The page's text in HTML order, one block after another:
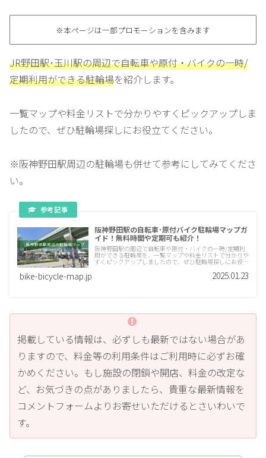
※本ページは一部プロモーションを含みます
JR野田駅･玉川駅の周辺で自転車や原付・バイクの一時/
定期利用ができる駐輪場を紹介します。
一覧マップや料金リストで分かりやすくピックアップしま
したので、ぜひ駐輪場探しにお役立てください。
※阪神野田駅周辺の駐輪場も併せて参考にしてみてくださ
い。
阪神野田駅の自転車･原付バイク駐輪場マップガ
イド！無料時間や定期可も紹介！
阪神野田駅の周辺で自転車や原付・バイクの一時/定期利
用ができる駐輪場を、一覧マップや料金リストで分かりや
すくピックアップしましたので、ぜひ駐輪場探しにお役立
bike-bicycle-map.jp 2025.01.23
掲載している情報は、必ずしも最新ではない場合があ
りますので、料金等の利用条件はご利用時に必ずお確
かめください。もし施設の閉鎖や開店、料金の改定な
ど、お気づきの点がありましたら、貴重な最新情報を
コメントフォームよりお寄せいただけるとさいわいで
す。